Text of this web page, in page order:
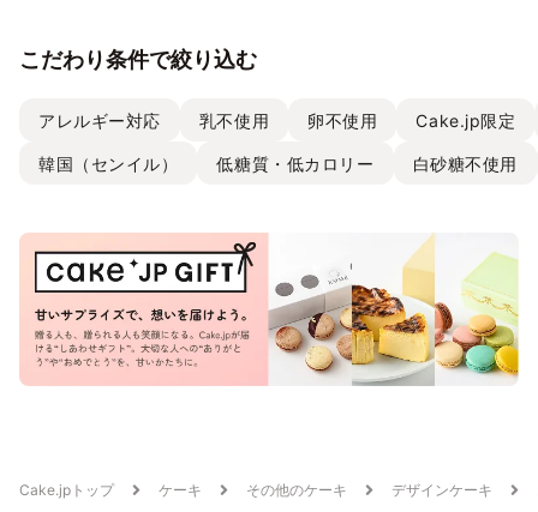
こだわり条件で絞り込む
アレルギー対応 乳不使用 卵不使用 Cake.jp限定
韓国（センイル） 低糖質・低カロリー 白砂糖不使用
Cake.jpトップ ケーキ その他のケーキ デザインケーキ